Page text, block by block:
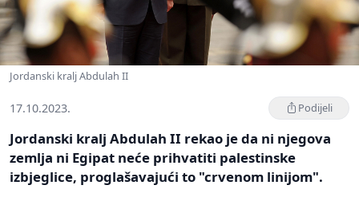
Jordanski kralj Abdulah II
17.10.2023. Podijeli
Jordanski kralj Abdulah II rekao je da ni njegova
zemlja ni Egipat neće prihvatiti palestinske
izbjeglice, proglašavajući to "crvenom linijom".